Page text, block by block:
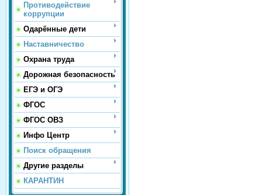
Противодействие
коррупции
Одарённые дети
Наставничество
Охрана труда
Дорожная безопасность
ЕГЭ и ОГЭ
ФГОС
ФГОС ОВЗ
Инфо Центр
Поиск обращения
Другие разделы
КАРАНТИН